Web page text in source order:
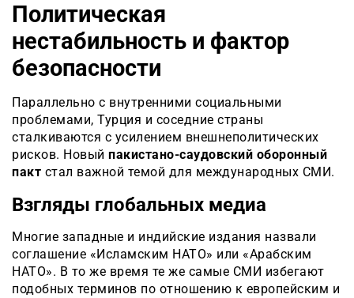
Политическая
нестабильность и фактор
безопасности
Параллельно с внутренними социальными
проблемами, Турция и соседние страны
сталкиваются с усилением внешнеполитических
рисков. Новый пакистано-саудовский оборонный
пакт стал важной темой для международных СМИ.
Взгляды глобальных медиа
Многие западные и индийские издания назвали
соглашение «Исламским НАТО» или «Арабским
НАТО». В то же время те же самые СМИ избегают
подобных терминов по отношению к европейским и